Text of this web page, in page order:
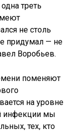
треть
не столь
придумал — не
Воробьев.
поменяют
на уровне
инфекции мы
тех, кто